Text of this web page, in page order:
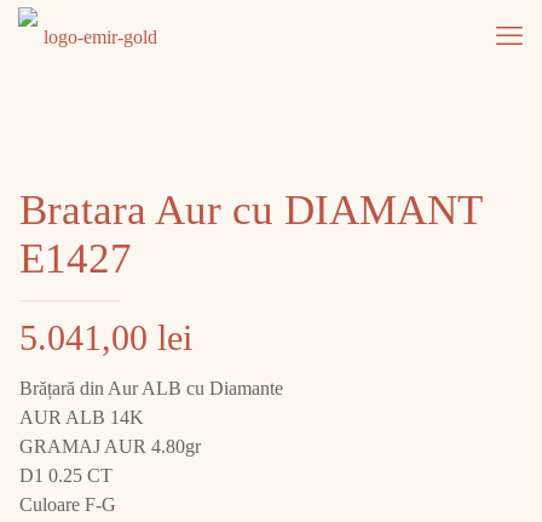
Bratara Aur cu DIAMANT
E1427
5.041,00 lei
Brățară din Aur ALB cu Diamante
AUR ALB 14K
GRAMAJ AUR 4.80gr
D1 0.25 CT
Culoare F-G